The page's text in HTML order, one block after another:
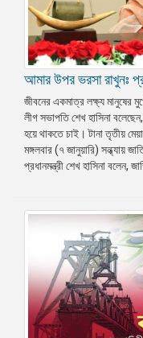
প্রতিবেদন
মতামত
উন্নয়নের
বাংলাদেশ
নিউজলেটার
প্রেস
রিলিজ
বিএনপি-
জামায়াত
সহিংসতা
আমার উপর ভরসা রাখুনঃ
জীবনের একমাত্র লক্ষ্য মানুষের
লীগ সভাপতি শেখ হাসিনা
হয়ে থাকতে চাই। টানা তৃতীয়
মঙ্গলবার (৭ জানুয়ারি) সন্ধ্যায়
প্রধানমন্ত্রী শেখ হাসিনা বলেন,